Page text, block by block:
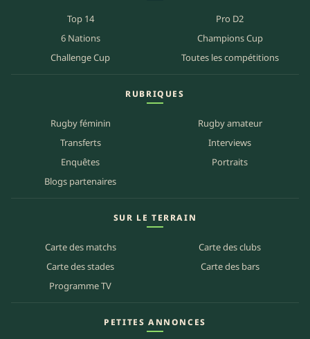
Top 14
Pro D2
6 Nations
Champions Cup
Challenge Cup
Toutes les compétitions
RUBRIQUES
Rugby féminin
Rugby amateur
Transferts
Interviews
Enquêtes
Portraits
Blogs partenaires
SUR LE TERRAIN
Carte des matchs
Carte des clubs
Carte des stades
Carte des bars
Programme TV
PETITES ANNONCES